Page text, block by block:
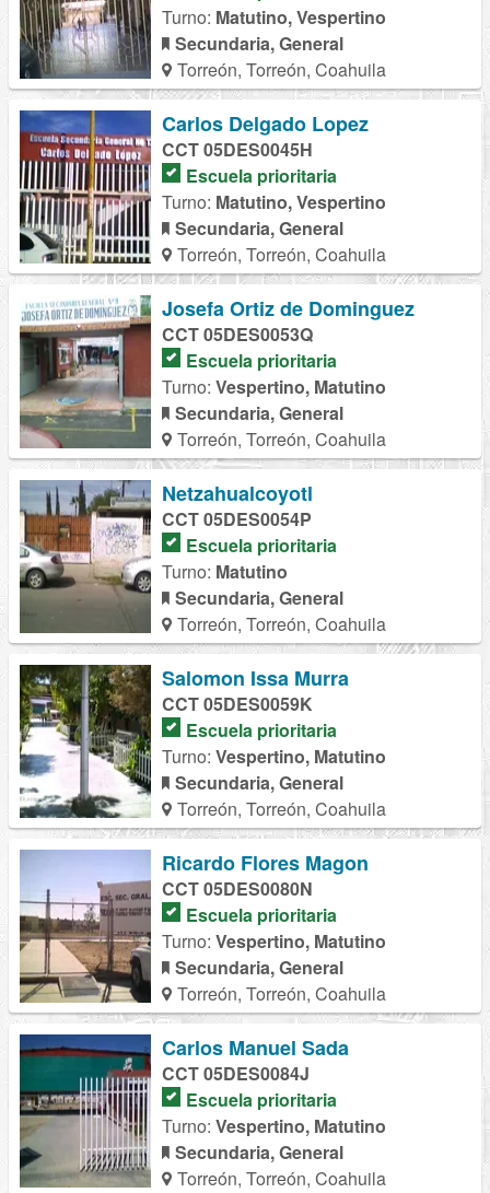
Turno: Matutino, Vespertino
Secundaria, General
Torreón, Torreón, Coahuila
Carlos Delgado Lopez
CCT 05DES0045H
Escuela prioritaria
Turno: Matutino, Vespertino
Secundaria, General
Torreón, Torreón, Coahuila
Josefa Ortiz de Dominguez
CCT 05DES0053Q
Escuela prioritaria
Turno: Vespertino, Matutino
Secundaria, General
Torreón, Torreón, Coahuila
Netzahualcoyotl
CCT 05DES0054P
Escuela prioritaria
Turno: Matutino
Secundaria, General
Torreón, Torreón, Coahuila
Salomon Issa Murra
CCT 05DES0059K
Escuela prioritaria
Turno: Vespertino, Matutino
Secundaria, General
Torreón, Torreón, Coahuila
Ricardo Flores Magon
CCT 05DES0080N
Escuela prioritaria
Turno: Vespertino, Matutino
Secundaria, General
Torreón, Torreón, Coahuila
Carlos Manuel Sada
CCT 05DES0084J
Escuela prioritaria
Turno: Vespertino, Matutino
Secundaria, General
Torreón, Torreón, Coahuila